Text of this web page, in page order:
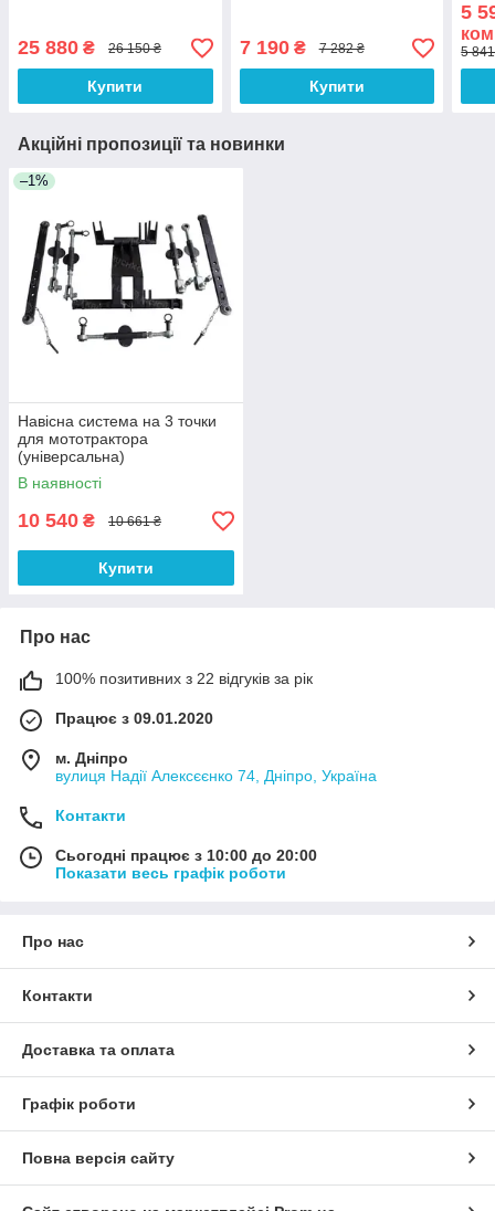
25 880 ₴ 26 150 ₴
Купити
7 190₴ 7 282 ₴
Купити
5
5
Акційні пропозиції та новинки
–1%
Навісна система на 3 точки
для мототрактора
(універсальна)
В наявності
10 540 ₴ 10 661 ₴
Купити
Про нас
100% позитивних з 22 відгуків за рік
Працює з 09.01.2020
м. Дніпро
вулиця Надії Алексєєнко 74, Дніпро, Україна
Контакти
Сьогодні працює з 10:00 до 20:00
Показати весь графік роботи
Про нас
Контакти
Доставка та оплата
Графік роботи
Повна версія сайту